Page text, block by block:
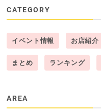
CATEGORY
イベント情報 お店紹介
まとめ ランキング
AREA